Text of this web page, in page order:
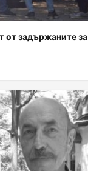
от задържаните